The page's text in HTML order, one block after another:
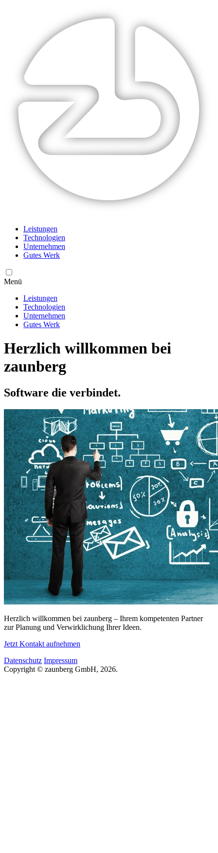
Leistungen
Technologien
Unternehmen
Gutes Werk
Menü
Leistungen
Technologien
Unternehmen
Gutes Werk
Herzlich willkommen bei
zaunberg
Software die verbindet.
Herzlich willkommen bei zaunberg – Ihrem kompetenten Partner
zur Planung und Verwirklichung Ihrer Ideen.
Jetzt Kontakt aufnehmen
Datenschutz Impressum
Copyright © zaunberg GmbH, 2026.